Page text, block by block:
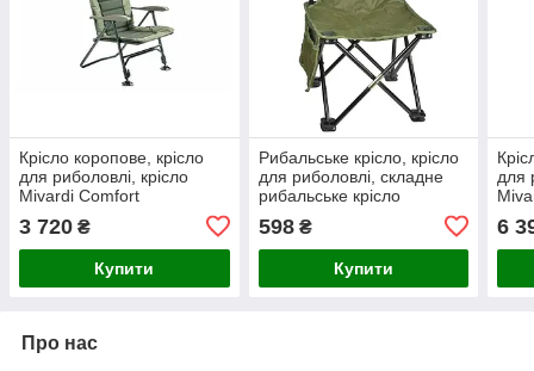
Крісло коропове, крісло
для риболовлі, крісло
Mivardi Comfort
3 720 ₴
Купити
Рибальське крісло, крісло
для риболовлі, складне
рибальське крісло
598₴
Купити
для
6
Про нас